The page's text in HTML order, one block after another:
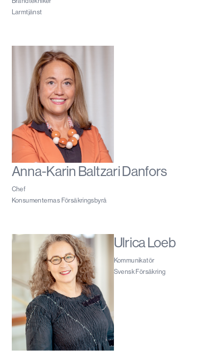
Larmtjänst
Anna-Karin Baltzari Danfors
Chef
Konsumenternas Försäkringsbyrå
Ulrica Loeb
Kommunikatör
Svensk Försäkring